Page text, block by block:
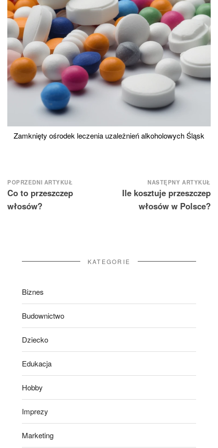
Zamknięty ośrodek leczenia uzależnień alkoholowych Śląsk
Nawigacja
wpisu
POPRZEDNI ARTYKUŁ
Co to przeszczep
włosów?
NASTĘPNY ARTYKUŁ
Ile kosztuje przeszczep
włosów w Polsce?
KATEGORIE
Biznes
Budownictwo
Dziecko
Edukacja
Hobby
Imprezy
Marketing